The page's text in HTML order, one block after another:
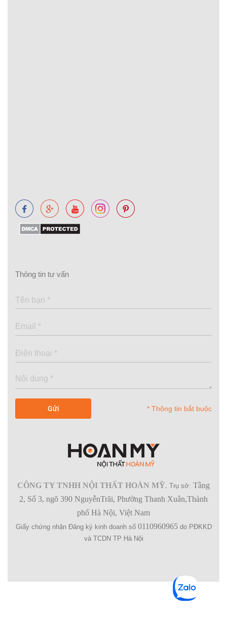
Thông tin tư vấn
* Thông tin bắt buộc
CÔNG TY TNHH NỘI THẤT HOÀN MỸ Trụ sở: Tầng
2, Số 3, ngõ 390 NguyễnTrãi, Phường Thanh Xuân,Thành
phố Hà Nội, Việt Nam
Giấy chứng nhận Đăng ký kinh doanh số 0110960965do PĐKKD
và TCDN TP Hà Nội